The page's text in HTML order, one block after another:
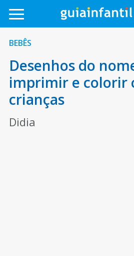
BEBÊS
Desenhos do
imprimir e colorir
crianças
Didia